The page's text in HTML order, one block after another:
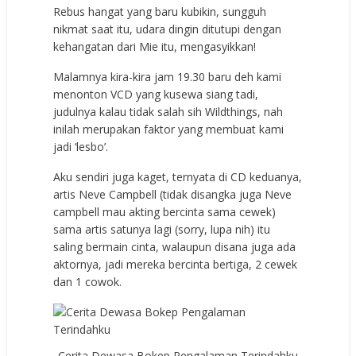
Rebus hangat yang baru kubikin, sungguh
nikmat saat itu, udara dingin ditutupi dengan
kehangatan dari Mie itu, mengasyikkan!
Malamnya kira-kira jam 19.30 baru deh kami
menonton VCD yang kusewa siang tadi,
judulnya kalau tidak salah sih Wildthings, nah
inilah merupakan faktor yang membuat kami
jadi ‘lesbo’.
Aku sendiri juga kaget, ternyata di CD keduanya,
artis Neve Campbell (tidak disangka juga Neve
campbell mau akting bercinta sama cewek)
sama artis satunya lagi (sorry, lupa nih) itu
saling bermain cinta, walaupun disana juga ada
aktornya, jadi mereka bercinta bertiga, 2 cewek
dan 1 cowok.